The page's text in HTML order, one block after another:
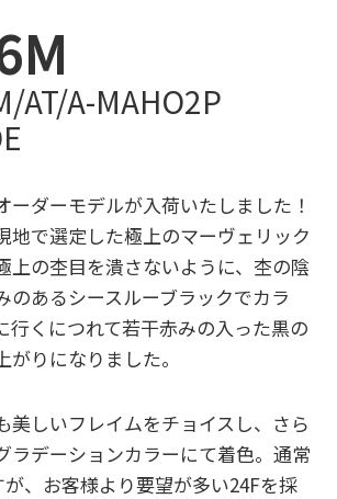
M
AT/A-MAHO2P
ーダーモデルが入荷いたしました！
地で選定した極上のマーヴェリック
上の杢目を潰さないように、杢の陰
のあるシースルーブラックでカラ
行くにつれて若干赤みの入った黒の
りになりました。
美しいフレイムをチョイスし、さら
ラデーションカラーにて着色。通常
、お客様より要望が多い24Fを採